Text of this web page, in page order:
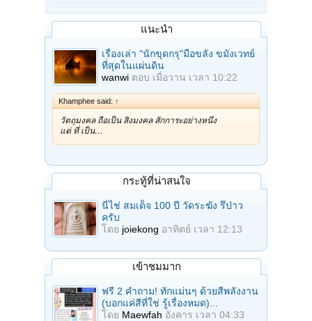
แนะนำ
เรื่องเล่า "นักขุดกรุ"มือขลัง ขมังเวทย์
ที่สุดในแผ่นดิน
wanwi ตอบ เมื่อวาน เวลา 10:22
Khamphee said: ↑
วัตถุมงคล ถือเป็น สิ่งมงคล สักการะอย่างหนึ่ง
แต่ ที่ เป็น…
กระทู้ที่น่าสนใจ
นี่ไช่ สมเด็จ 100 ปี วัดระฆัง รึป่าว
ครับ
โดย joiekong อาทิตย์ เวลา 12:13
เข้าชมมาก
ฟรี 2 คำถาม! ทักแม่นๆ ด้วยสีพลังงาน
(บอกแค่สีที่ใช่ รู้เรื่องหมด)...
โดย Maewfah อังคาร เวลา 04:33